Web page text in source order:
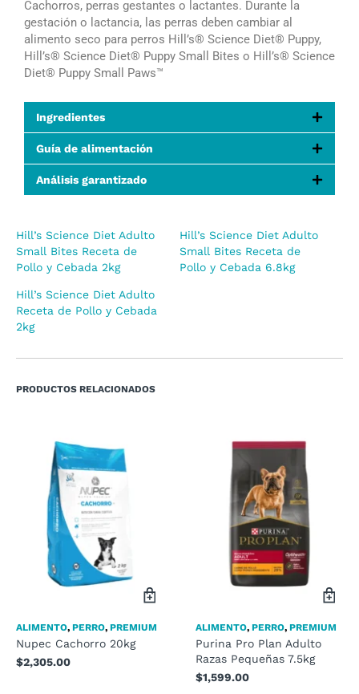
Cachorros, perras gestantes o lactantes. Durante la
gestación o lactancia, las perras deben cambiar al
alimento seco para perros Hill’s® Science Diet® Puppy,
Hill’s® Science Diet® Puppy Small Bites o Hill’s® Science
Diet® Puppy Small Paws™
Ingredientes
Guía de alimentación
Análisis garantizado
Hill’s Science Diet Adulto
Small Bites Receta de
Pollo y Cebada 2kg
Hill’s Science Diet Adulto
Small Bites Receta de
Pollo y Cebada 6.8kg
Hill’s Science Diet Adulto
Receta de Pollo y Cebada
2kg
PRODUCTOS RELACIONADOS
ALIMENTO, PERRO, PREMIUM
Nupec Cachorro 20kg
$2,305.00
ALIMENTO, PERRO, PREMIUM
Purina Pro Plan Adulto
Razas Pequeñas 7.5kg
$1,599.00